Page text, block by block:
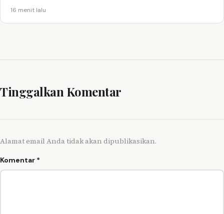
16 menit lalu
Tinggalkan Komentar
Alamat email Anda tidak akan dipublikasikan.
Komentar *